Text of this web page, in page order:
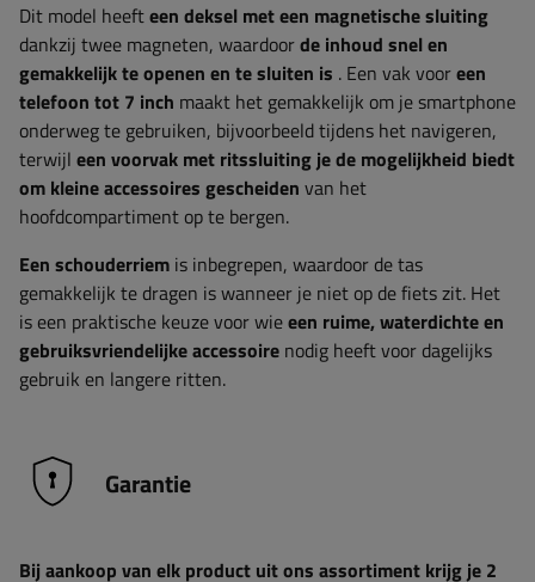
Dit model heefteen deksel met een magnetische sluiting
dankzij twee magneten, waardoorde inhoud snel en
gemakkelijk te openen en te sluiten is . Een vak vooreen
telefoon tot 7 inch maakt het gemakkelijk om je smartphone
onderweg te gebruiken, bijvoorbeeld tijdens het navigeren,
terwijl een voorvak met ritssluiting je de mogelijkheid biedt
om kleine accessoires gescheiden van het
hoofdcompartiment op te bergen.
Een schouderriem is inbegrepen, waardoor de tas
gemakkelijk te dragen is wanneer je niet op de fiets zit. Het
is een praktische keuze voor wieeen ruime, waterdichte en
gebruiksvriendelijke accessoire nodig heeft voor dagelijks
gebruik en langere ritten.
Garantie
Bij aankoop van elk product uit ons assortiment krijg je 2